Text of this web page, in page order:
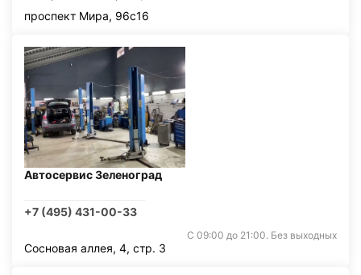
проспект Мира, 96с16
Автосервис Зеленоград
+7 (495) 431-00-33
С 09:00 до 21:00. Без выходных
Сосновая аллея, 4, стр. 3